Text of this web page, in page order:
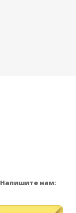
Напишите нам: